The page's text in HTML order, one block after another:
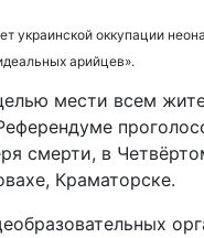
украинской оккупации
арийцев».
мести всем
смерти, в
Краматорске.